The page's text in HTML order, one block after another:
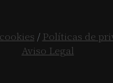
/ Políticas de
Aviso Legal